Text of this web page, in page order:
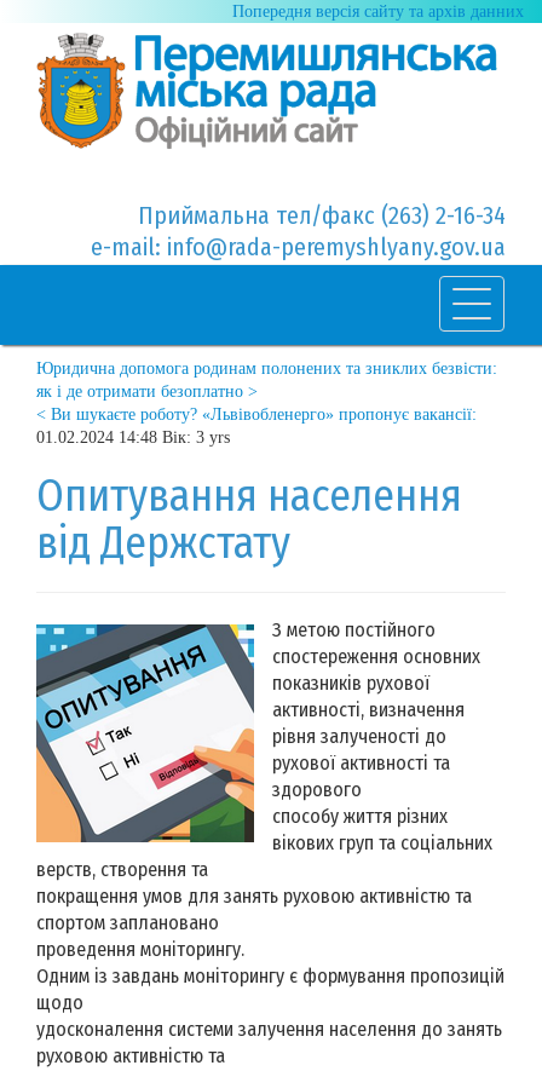
Попередня версія сайту та архів данних
Приймальна тел/факс (263) 2-16-34
e-mail: info@rada-peremyshlyany.gov.ua
Юридична допомога родинам полонених та зниклих безвісти:
як і де отримати безоплатно >
< Ви шукаєте роботу? «Львівобленерго» пропонує вакансії:
01.02.2024 14:48 Вік: 3 yrs
Опитування населення
від Держстату
З метою постійного
спостереження основних
показників рухової
активності, визначення
рівня залученості до
рухової активності та
здорового
способу життя різних
вікових груп та соціальних
верств, створення та
покращення умов для занять руховою активністю та
спортом заплановано
проведення моніторингу.
Одним із завдань моніторингу є формування пропозицій
щодо
удосконалення системи залучення населення до занять
руховою активністю та